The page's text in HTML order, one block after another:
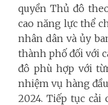
quyền Thủ đô
cao năng lực thể
nhân dân và ủy
thành phố đối với
đô phù hợp với
nhiệm vụ hàng
2024. Tiếp tục